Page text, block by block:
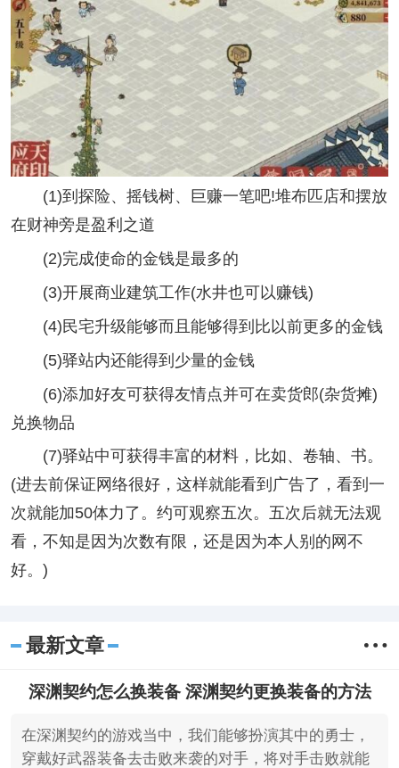
(1)到探险、摇钱树、巨赚一笔吧!堆布匹店和摆放
在财神旁是盈利之道
(2)完成使命的金钱是最多的
(3)开展商业建筑工作(水井也可以赚钱)
(4)民宅升级能够而且能够得到比以前更多的金钱
(5)驿站内还能得到少量的金钱
(6)添加好友可获得友情点并可在卖货郎(杂货摊)
兑换物品
(7)驿站中可获得丰富的材料，比如、卷轴、书。
(进去前保证网络很好，这样就能看到广告了，看到一
次就能加50体力了。约可观察五次。五次后就无法观
看，不知是因为次数有限，还是因为本人别的网不
好。)
最新文章
深渊契约怎么换装备 深渊契约更换装备的方法
在深渊契约的游戏当中，我们能够扮演其中的勇士，
穿戴好武器装备去击败来袭的对手，将对手击败就能